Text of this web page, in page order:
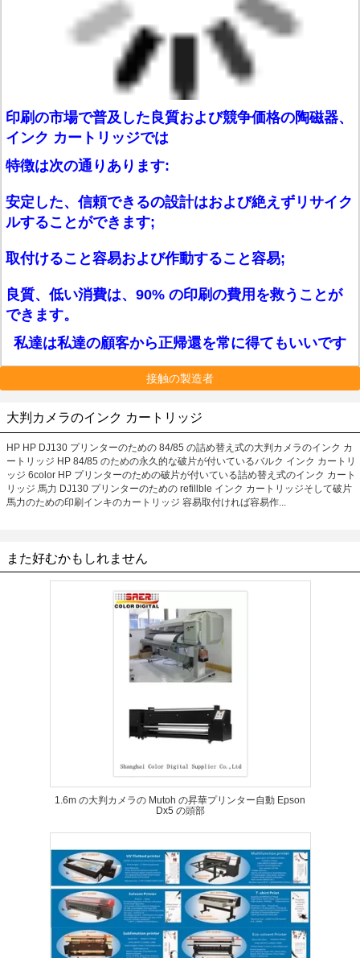
印刷の市場で普及した良質および競争価格の陶磁器、
インク カートリッジでは
特徴は次の通りあります:
安定した、信頼できるの設計はおよび絶えずリサイク
ルすることができます;
取付けること容易および作動すること容易;
良質、低い消費は、90% の印刷の費用を救うことが
できます。
私達は私達の顧客から正帰還を常に得てもいいです
接触の製造者
大判カメラのインク カートリッジ
HP HP DJ130 プリンターのための 84/85 の詰め替え式の大判カメラのインク カ
ートリッジ HP 84/85 のための永久的な破片が付いているバルク インク カートリ
ッジ 6color HP プリンターのための破片が付いている詰め替え式のインク カート
リッジ 馬力 DJ130 プリンターのための refillble インク カートリッジそして破片
馬力のための印刷インキのカートリッジ 容易取付ければ容易作...
また好むかもしれません
1.6m の大判カメラの Mutoh の昇華プリンター自動 Epson
Dx5 の頭部